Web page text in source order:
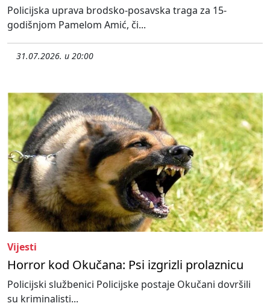
Policijska uprava brodsko-posavska traga za 15-
godišnjom Pamelom Amić, či...
31.07.2026. u 20:00
Vijesti
Horror kod Okučana: Psi izgrizli prolaznicu
Policijski službenici Policijske postaje Okučani dovršili
su kriminalisti...